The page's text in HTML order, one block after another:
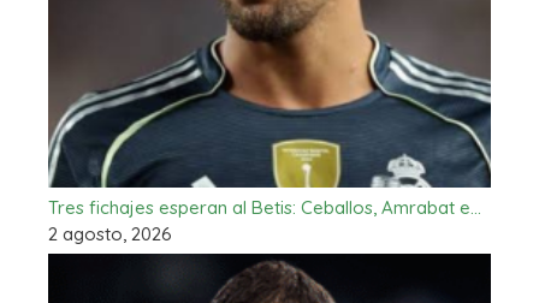
Tres fichajes esperan al Betis: Ceballos, Amrabat e…
2 agosto, 2026